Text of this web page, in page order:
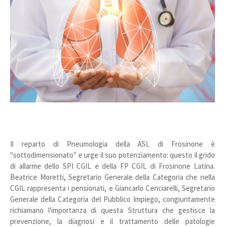
Il reparto di Pneumologia della ASL di Frosinone è
"sottodimensionato" e urge il suo potenziamento: questo il grido
di allarme dello SPI CGIL e della FP CGIL di Frosinone Latina.
Beatrice Moretti, Segretario Generale della Categoria che nella
CGIL rappresenta i pensionati, e Giancarlo Cenciarelli, Segretario
Generale della Categoria del Pubblico Impiego, congiuntamente
richiamano l'importanza di questa Struttura che gestisce la
prevenzione, la diagnosi e il trattamento delle patologie